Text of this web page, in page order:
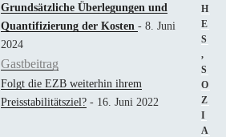
Grundsätzliche Überlegungen und
Quantifizierung der Kosten - 8. Juni
2024
Gastbeitrag
Folgt die EZB weiterhin ihrem
Preisstabilitätsziel?- 16. Juni 2022
H
E
S
,
S
O
Z
I
A